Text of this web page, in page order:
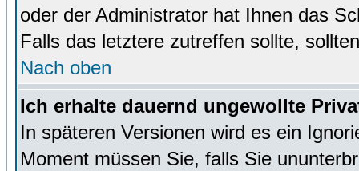
oder der Administrator hat Ihnen das
Falls das letztere zutreffen sollte,
Nach oben
Ich erhalte dauernd ungewollte
In späteren Versionen wird es ein
Moment müssen Sie, falls Sie